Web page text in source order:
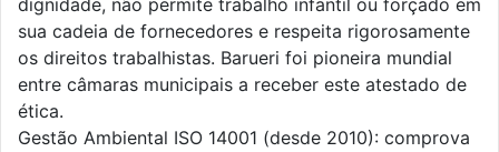
dignidade, não permite trabalho infantil ou forçado em
sua cadeia de fornecedores e respeita rigorosamente
os direitos trabalhistas. Barueri foi pioneira mundial
entre câmaras municipais a receber este atestado de
ética.
Gestão Ambiental ISO 14001 (desde 2010): comprova